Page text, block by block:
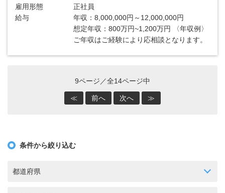
雇用形態
正社員
給与
年収：8,000,000円～12,000,000円
想定年収：800万円~1,200万円 〈年収例〉
ご年収はご経験により応相談となります。
9ページ／全14ページ中
≪ 前へ 次へ ≫
条件から絞り込む
都道府県